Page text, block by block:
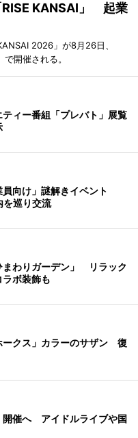
RISE KANSAI」 起業
2026」が8月26日、
開催される。
ィー番組「プレバト」展覧
員向け」謎解きイベント
巡り交流
まわりガーデン」 リラック
ボ装飾も
ークス」カラーのサザン 復
開催へ アイドルライブや国